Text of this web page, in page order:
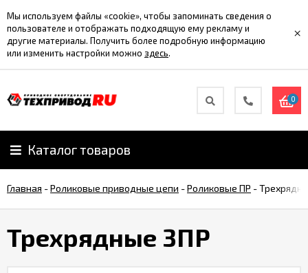
Мы используем файлы «cookie», чтобы запоминать сведения о
пользователе и отображать подходящую ему рекламу и
другие материалы. Получить более подробную информацию
или изменить настройки можно здесь.
×
0
Каталог товаров
Главная -Роликовые приводные цепи -Роликовые ПР -
Трехрядные 3ПР